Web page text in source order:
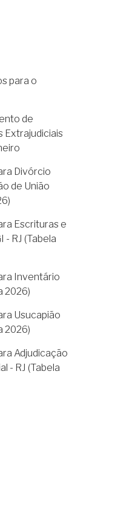
para o
de
Extrajudiciais
Divórcio
de União
Escrituras e
- RJ (Tabela
Inventário
2026)
Usucapião
2026)
Adjudicação
- RJ (Tabela